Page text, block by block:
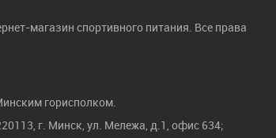
магазин спортивного питания. Все права
горисполком.
г. Минск, ул. Мележа, д.1, офис 634;